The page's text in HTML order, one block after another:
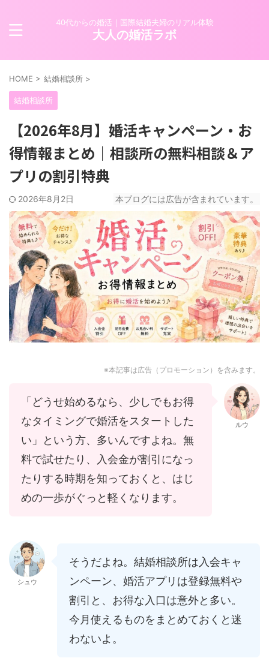
40代からの婚活｜国際結婚夫婦のリアル体験
大人の婚活ラボ
HOME > 結婚相談所 >
結婚相談所
【2026年8月】婚活キャンペーン・お
得情報まとめ｜相談所の無料相談＆ア
プリの割引特典
2026年8月2日 本ブログには広告が含まれています。
※本記事は広告（プロモーション）を含みます。
「どうせ始めるなら、少しでもお得
なタイミングで婚活をスタートした
い」という方、多いんですよね。無
料で試せたり、入会金が割引になっ
たりする時期を知っておくと、はじ
めの一歩がぐっと軽くなります。
ルウ
シュウ
そうだよね。結婚相談所は入会キャ
ンペーン、婚活アプリは登録無料や
割引と、お得な入口は意外と多い。
今月使えるものをまとめておくと迷
わないよ。